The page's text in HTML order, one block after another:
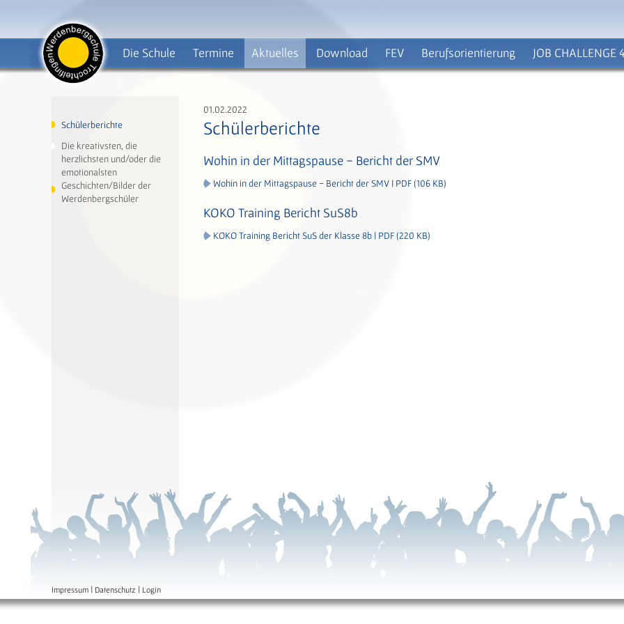
Die Schule Termine Aktuelles Download FEV Berufsorientierung JOB CHALLENGE
Schülerberichte
Die kreativsten, die
herzlichsten und/oder die
emotionalsten
Geschichten/Bilder der
Werdenbergschüler
01.02.2022
Schülerberichte
Wohin in der Mittagspause - Bericht der SMV
Wohin in der Mittagspause - Bericht der SMV | PDF (106 KB)
KOKO Training Bericht SuS8b
KOKO Training Bericht SuS der Klasse 8b | PDF (220 KB)
Impressum | Datenschutz | Login